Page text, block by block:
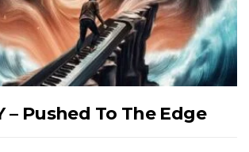
– Pushed To The Edge